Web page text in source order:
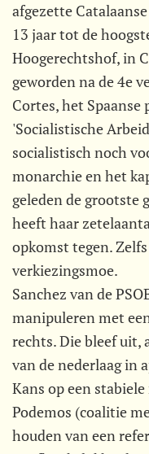
afgezette
13 jaar tot de
Hoogerechtshof, in
geworden na de 4e
Cortes, het
'Socialistische
socialistisch noch
monarchie en het
geleden de grootste
heeft haar
opkomst tegen.
verkiezingsmoe.
Sanchez van de
manipuleren met
rechts. Die bleef uit,
van de nederlaag in
Kans op een
Podemos (coalitie
houden van een